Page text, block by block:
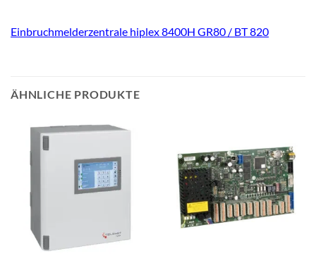
Einbruchmelderzentrale hiplex 8400H GR80 / BT 820
ÄHNLICHE PRODUKTE